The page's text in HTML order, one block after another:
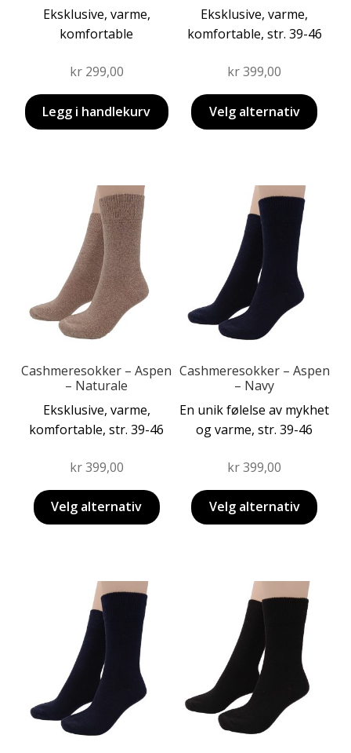
Eksklusive, varme,
komfortable
kr299,00
Legg i handlekurv
Eksklusive, varme,
komfortable, str. 39-46
kr399,00
Velg alternativ
Cashmeresokker – Aspen
– Naturale
Eksklusive, varme,
komfortable, str. 39-46
kr399,00
Velg alternativ
Dette
produktet
har
flere
varianter.
Alternativene
kan
velges
produktsiden Cashmeresokker – Aspen
– Navy
En unik følelse av mykhet
og varme, str. 39-46
kr399,00
Velg alternativ
Dette
produktet
har
varianter.
Alternativene
velges
produktsiden
Dette
produktet
flere
varianter.
Alternativene
velges